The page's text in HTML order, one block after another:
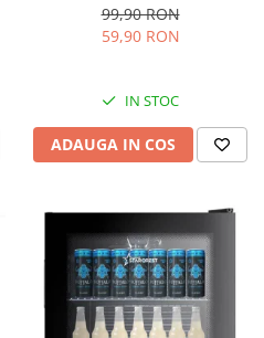
nonaderente, Deschidere
180°, Suprafata de gatire 23 x
99,90 RON
59,90 RON
IN STOC
ADAUGA IN COS